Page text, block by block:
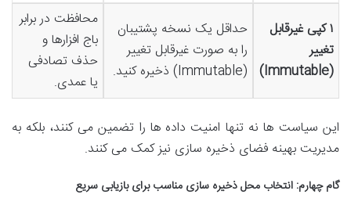
۱ کپی غیرقابل
تغییر
(Immutable)
حداقل یک نسخه پشتیبان
را به صورت غیرقابل تغییر
(Immutable) ذخیره کنید.
محافظت در برابر
باج افزارها و
حذف تصادفی
یا عمدی.
این سیاست ها نه تنها امنیت داده ها را تضمین می کنند، بلکه به
مدیریت بهینه فضای ذخیره سازی نیز کمک می کنند.
گام چهارم: انتخاب محل ذخیره سازی مناسب برای بازیابی سریع